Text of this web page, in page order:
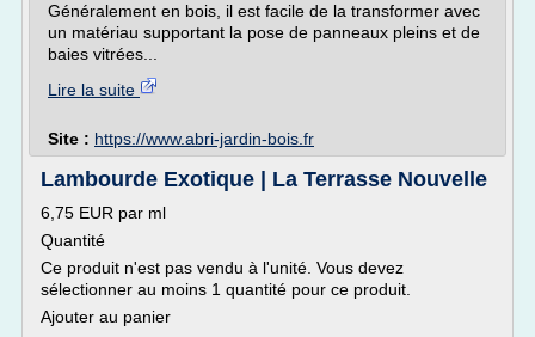
Généralement en bois, il est facile de la transformer avec
un matériau supportant la pose de panneaux pleins et de
baies vitrées...
Lire la suite
Site : https://www.abri-jardin-bois.fr
Lambourde Exotique | La Terrasse Nouvelle
6,75 EUR par ml
Quantité
Ce produit n'est pas vendu à l'unité. Vous devez
sélectionner au moins 1 quantité pour ce produit.
Ajouter au panier